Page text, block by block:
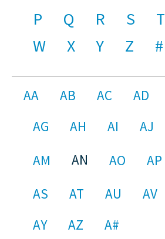
P
Q R S T
W
X Y Z #
AA AB AC AD
AG
AH AI AJ
AM
AN AO AP
AS
AT AU AV
AY
AZ A#